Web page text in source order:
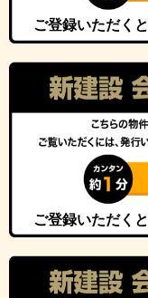
ご登録いただくと
ご登録いただくと